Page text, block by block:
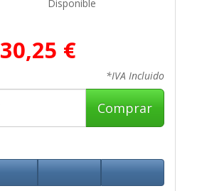
Disponible
30,25 €
*IVA Incluido
Comprar